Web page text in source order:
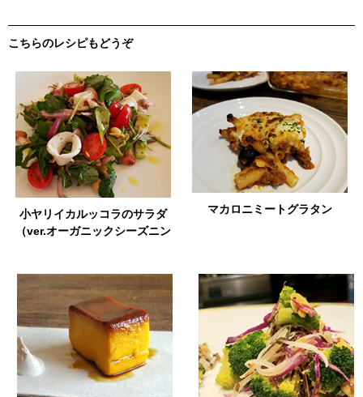
こちらのレシピもどうぞ
小ヤリイカルッコラのサラダ
（ver.オーガニックシーズニン
マカロニミートグラタン